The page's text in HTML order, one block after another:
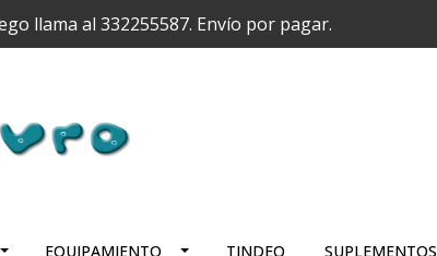
llama al 332255587. Envío por pagar.
EQUIPAMIENTO TINDEQ SUPLEMENTOS